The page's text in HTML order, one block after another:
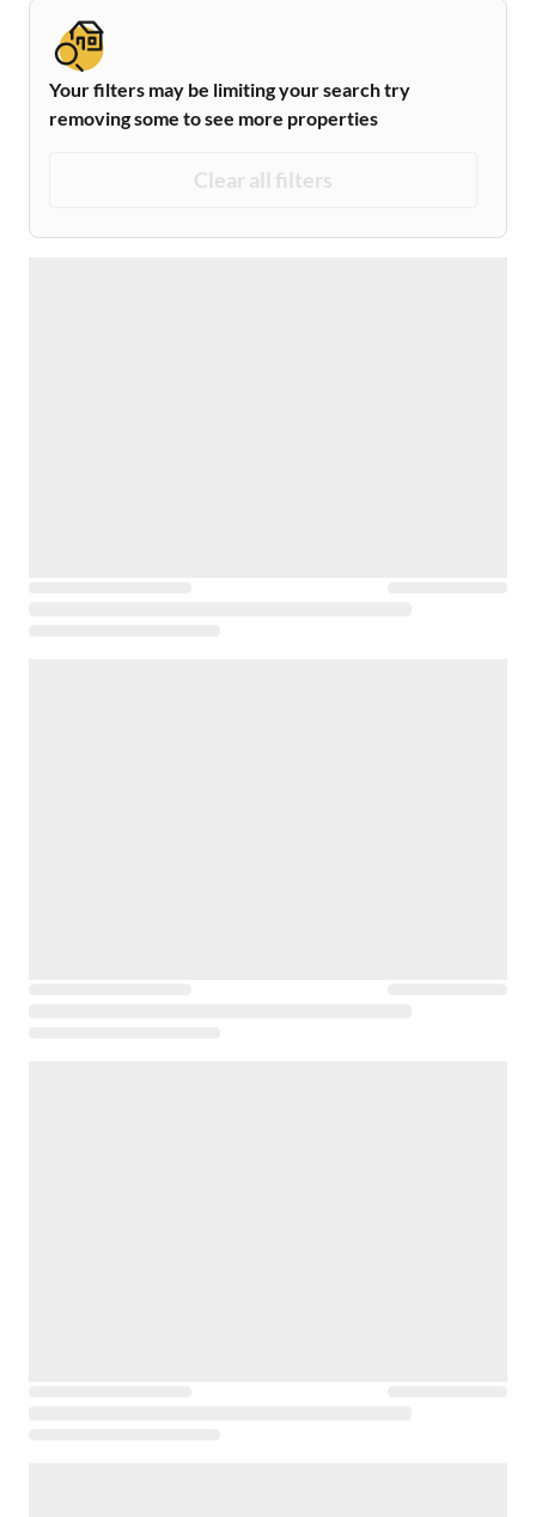
Your filters may be limiting your search try
removing some to see more properties
Clear all filters